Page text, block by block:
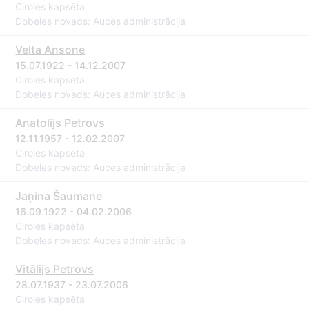
Ciroles kapsēta
Dobeles novads: Auces administrācija
Velta Ansone
15.07.1922 - 14.12.2007
Ciroles kapsēta
Dobeles novads: Auces administrācija
Anatolijs Petrovs
12.11.1957 - 12.02.2007
Ciroles kapsēta
Dobeles novads: Auces administrācija
Jaņina Šaumane
16.09.1922 - 04.02.2006
Ciroles kapsēta
Dobeles novads: Auces administrācija
Vitālijs Petrovs
28.07.1937 - 23.07.2006
Ciroles kapsēta